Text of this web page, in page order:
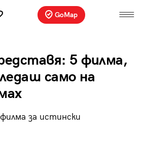
GoMap
5 филма,
само на
за истински